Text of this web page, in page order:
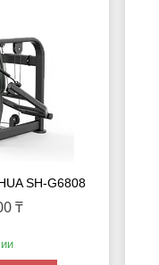
SH-G6808
₸